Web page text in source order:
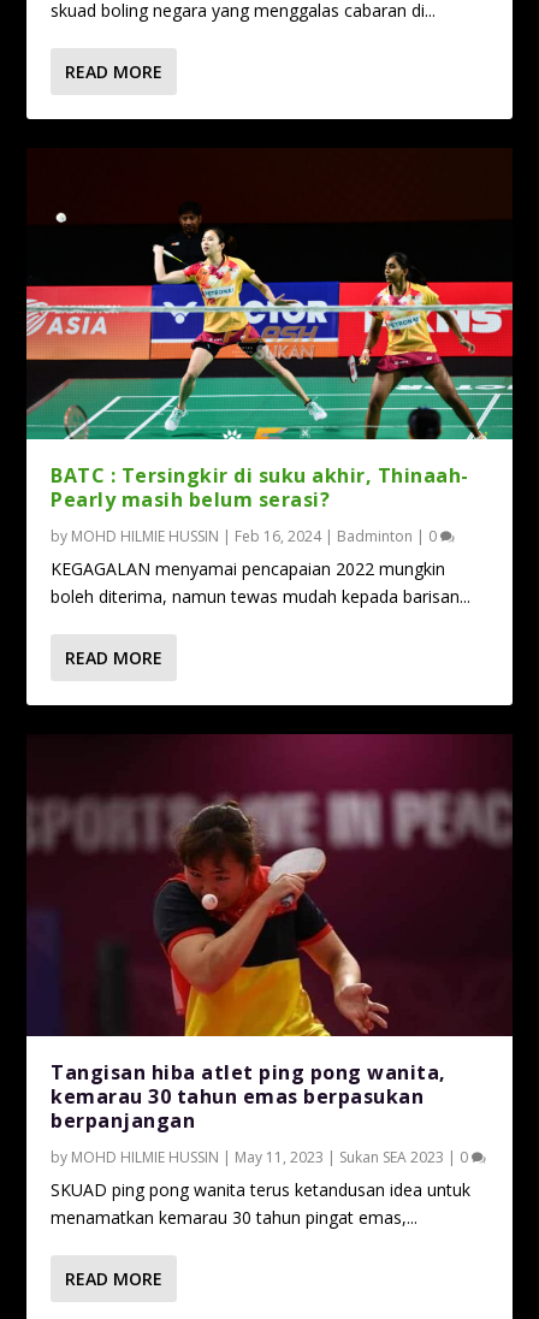
skuad boling negara yang menggalas cabaran di...
READ MORE
BATC : Tersingkir di suku akhir, Thinaah-
Pearly masih belum serasi?
by MOHD HILMIE HUSSIN | Feb 16, 2024| Badminton | 0
KEGAGALAN menyamai pencapaian 2022 mungkin
boleh diterima, namun tewas mudah kepada barisan...
READ MORE
Tangisan hiba atlet ping pong wanita,
kemarau 30 tahun emas berpasukan
berpanjangan
by MOHD HILMIE HUSSIN | May 11, 2023 | Sukan SEA 2023 | 0
SKUAD ping pong wanita terus ketandusan idea untuk
menamatkan kemarau 30 tahun pingat emas,...
READ MORE